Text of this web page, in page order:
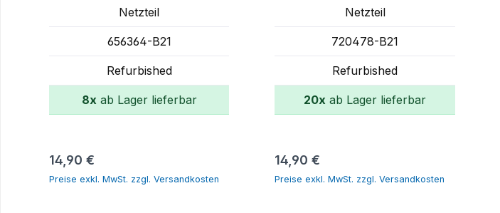
Netzteil
656364-B21
Refurbished
8x ab Lager lieferbar
Regulärer Preis:
14,90 €
Preise exkl. MwSt. zzgl. Versandkosten
Netzteil
720478-B21
Refurbished
20x ab Lager lieferbar
Regulärer Preis:
14,90 €
Preise exkl. MwSt. zzgl. Versandkosten